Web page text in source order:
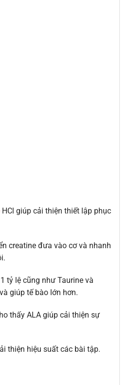
HCl giúp cải thiện thiết lập phục
creatine đưa vào cơ và nhanh
tỷ lệ cũng như Taurine và
giúp tế bào lớn hơn.
thấy ALA giúp cải thiện sự
thiện hiệu suất các bài tập.